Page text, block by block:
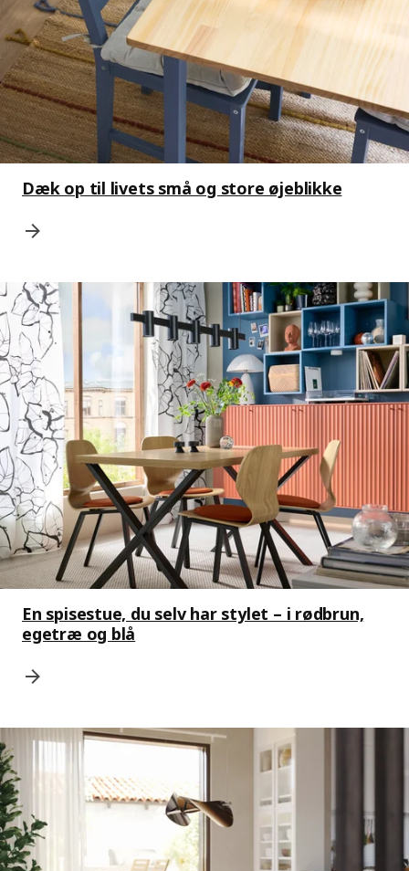
Dæk op til livets små og store øjeblikke
En spisestue, du selv har stylet – i rødbrun,
egetræ og blå